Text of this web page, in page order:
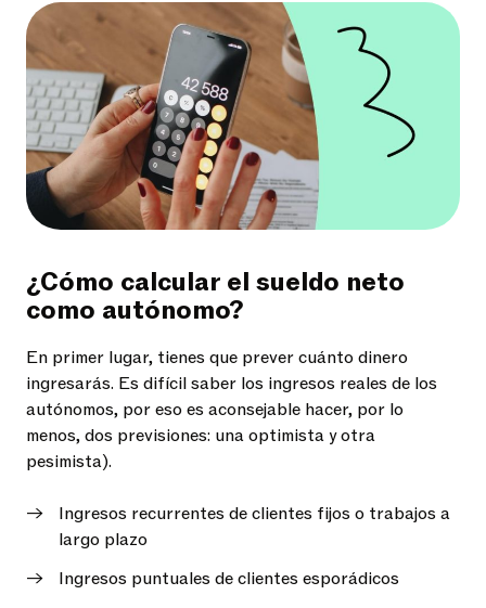
¿Cómo calcular el sueldo neto
como autónomo?
En primer lugar, tienes que prever cuánto dinero
ingresarás. Es difícil saber los ingresos reales de los
autónomos, por eso es aconsejable hacer, por lo
menos, dos previsiones: una optimista y otra
pesimista).
Ingresos recurrentes de clientes fijos o trabajos a
largo plazo
Ingresos puntuales de clientes esporádicos